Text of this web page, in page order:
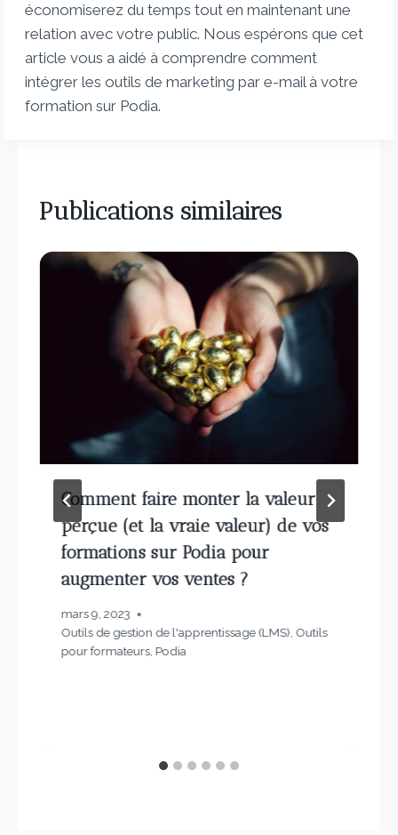
économiserez du temps tout en maintenant une
relation avec votre public. Nous espérons que cet
article vous a aidé à comprendre comment
intégrer les outils de marketing par e-mail à votre
formation sur Podia.
Publications similaires
Comment faire monter la valeur
perçue (et la vraie valeur) de vos
formations sur Podia pour
augmenter vos ventes ?
mars 9, 2023
Outils de gestion de l'apprentissage (LMS) Outils
pour formateurs, Podia